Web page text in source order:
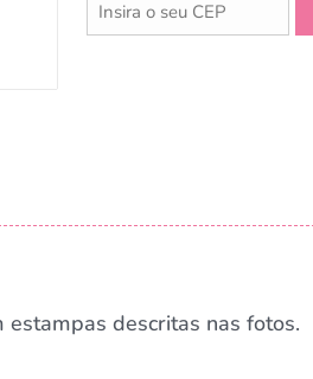
estampas descritas nas fotos.